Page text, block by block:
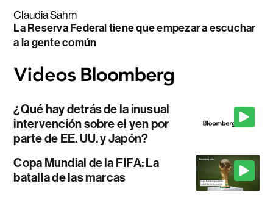
Claudia Sahm
La Reserva Federal tiene que empezar a escuchar
a la gente común
¿Qué hay detrás de la inusual
intervención sobre el yen por
parte de EE. UU. y Japón?
Copa Mundial de la FIFA: La
batalla de las marcas